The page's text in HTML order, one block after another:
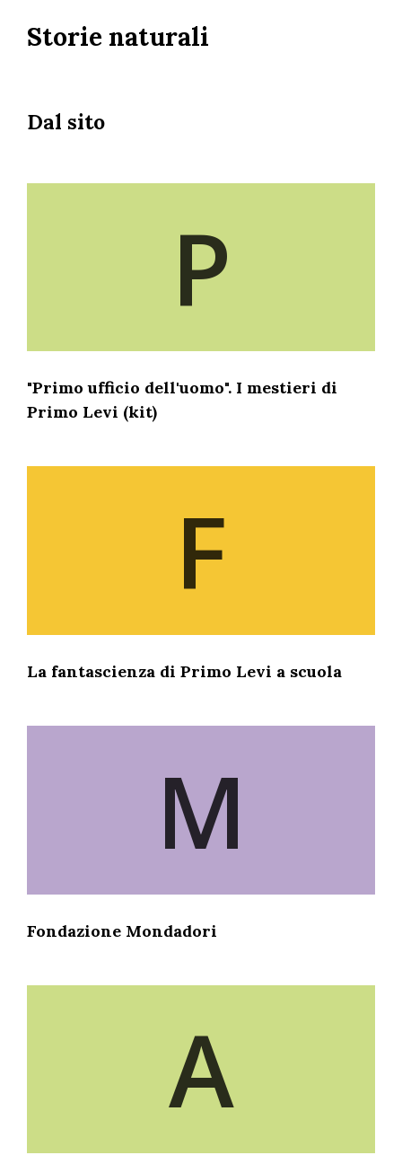
Storie naturali
Dal sito
P
"Primo ufficio dell'uomo". I mestieri di
Primo Levi (kit)
F
La fantascienza di Primo Levi a scuola
M
Fondazione Mondadori
A